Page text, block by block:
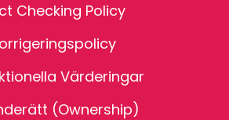
Checking Policy
Värderingar
(Ownership)